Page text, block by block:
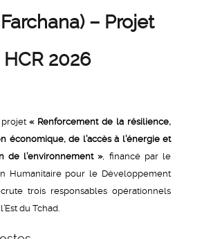
– Projet
HCR 2026
projet« Renforcement de la résilience,
économique, de l’accès à l’énergie et
de l’environnement », financé par le
Humanitaire pour le Développement
trois responsables opérationnels
du Tchad.